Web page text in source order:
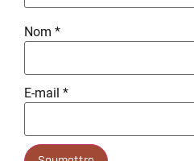
Nom *
E-mail *